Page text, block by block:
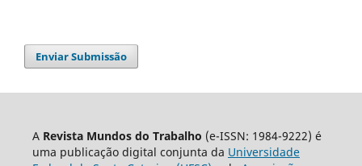
Enviar Submissão
A Revista Mundos do Trabalho (e-ISSN: 1984-9222) é
uma publicação digital conjunta da Universidade